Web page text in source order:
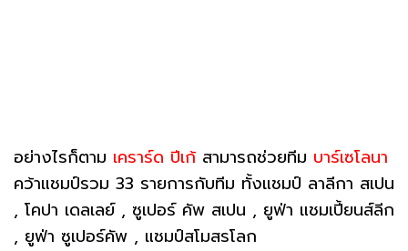
อย่างไรก็ตาม เคราร์ด ปีเก้ สามารถช่วยทีม บาร์เซโลนา
คว้าแชมป์รวม 33 รายการกับทีม ทั้งแชมป์ ลาลีกา สเปน
, โคปา เดลเลย์ , ซูเปอร์ คัพ สเปน , ยูฟ่า แชมเปี้ยนส์ลีก
, ยูฟ่า ซูเปอร์คัพ , แชมป์สโมสรโลก